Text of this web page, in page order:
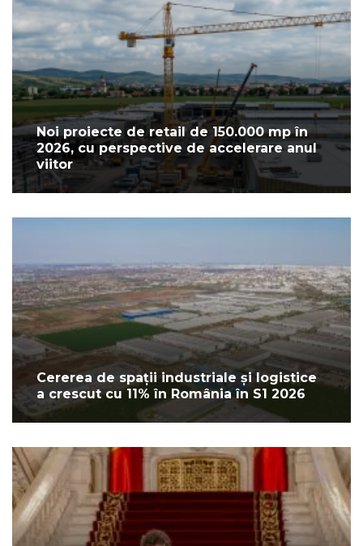
Noi proiecte de retail de 150.000 mp în
2026, cu perspective de accelerare anul
viitor
Cererea de spații industriale și logistice
a crescut cu 11% în România în S1 2026